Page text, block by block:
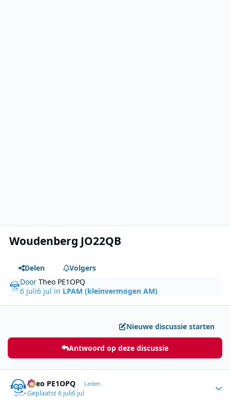
Woudenberg JO22QB
Delen
Volgers
DoorTheo PE1OPQ
6 juli6 jul in LPAM (kleinvermogen AM)
Nieuwe discussie starten
Antwoord op deze discussie
Theo PE1OPQ Leden
Geplaatst6 juli6 jul